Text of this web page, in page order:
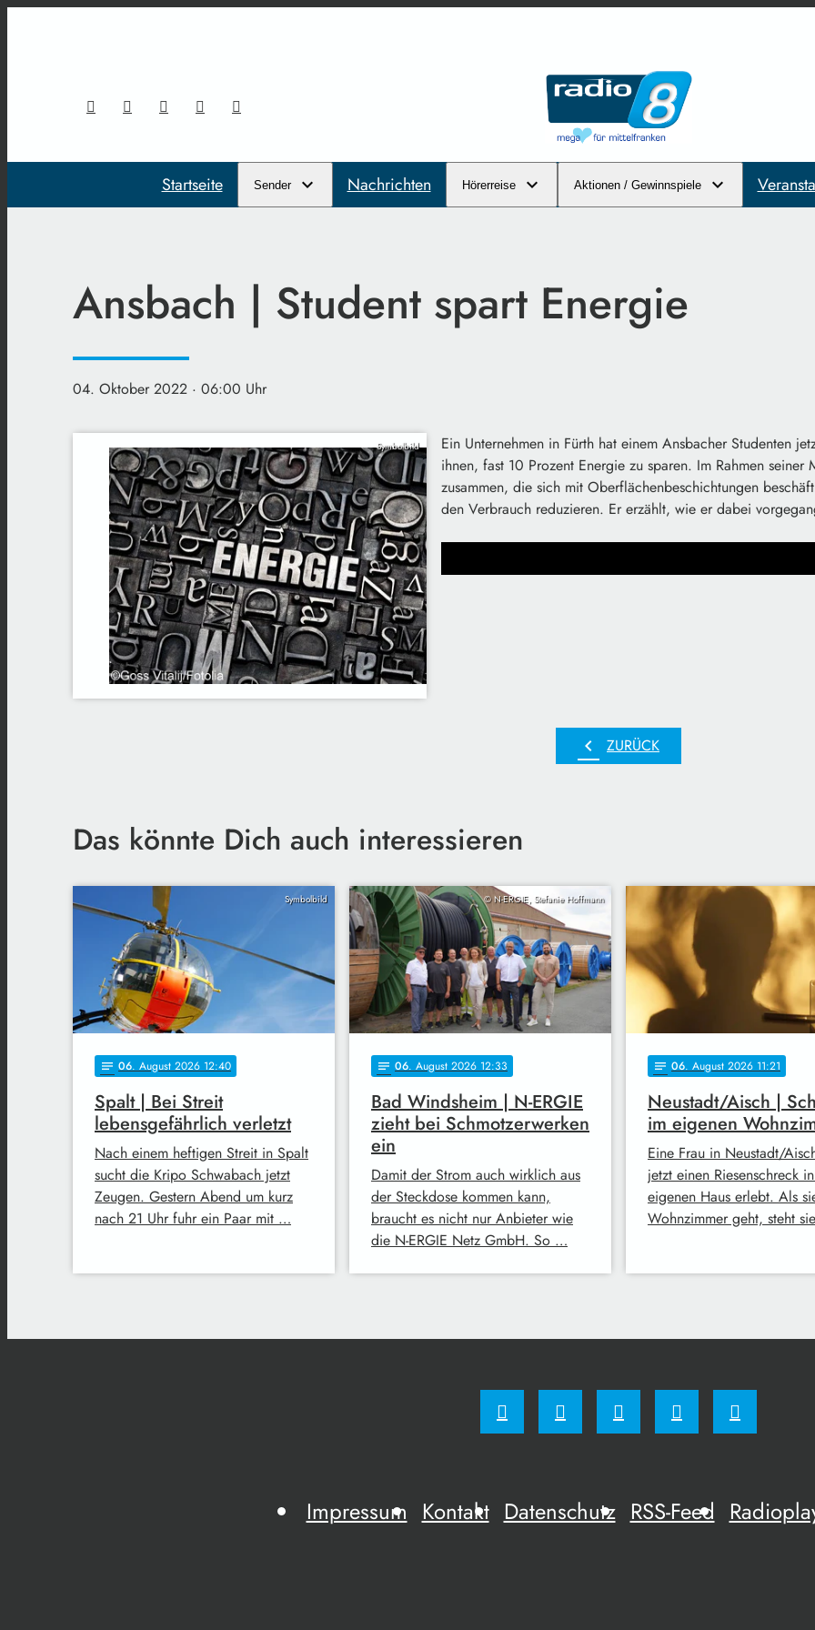
Startseite Sender Nachrichten Hörerreise Aktionen / Gewinnspiele
Ansbach | Student spart Energie
04. Oktober 2022 · 06:00 Uhr
Symbolbild
Ein Unternehmen in Fürth hat einem Ansbacher Studenten
ihnen, fast 10 Prozent Energie zu sparen. Im Rahmen
zusammen, die sich mit Oberflächenbeschichtungen
den Verbrauch reduzieren. Er erzählt, wie er dabei
chevron_left ZURÜCK
Das könnte Dich auch interessieren
Symbolbild
notes 06. August 2026 12:40
Spalt | Bei Streit
lebensgefährlich verletzt
Nach einem heftigen Streit in Spalt
sucht die Kripo Schwabach jetzt
Zeugen. Gestern Abend um kurz
nach 21 Uhr fuhr ein Paar mit …
© N-ERGIE, Stefanie Hoffmann
notes 06. August 2026 12:33
Bad Windsheim | N-ERGIE
zieht bei Schmotzerwerken
ein
Damit der Strom auch wirklich aus
der Steckdose kommen kann,
braucht es nicht nur Anbieter wie
die N-ERGIE Netz GmbH. So …
notes 06. August 2026 11:21
Neustadt/Aisch |
im eigenen
Eine Frau in Neustadt/
jetzt einen Riesenschreck
eigenen Haus erlebt. Als
Wohnzimmer geht, steht
Impressum Kontakt Datenschutz RSS-Feed